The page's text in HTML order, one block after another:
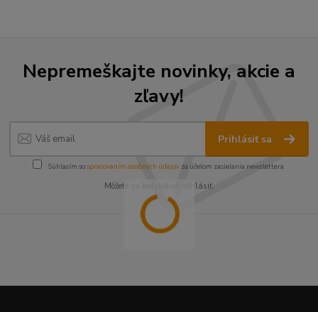
Nepremeškajte novinky, akcie a
zľavy!
Prihlásiť sa
Súhlasím sospracovaním osobných údajov za účelom zasielania newslettera.
Môžete sa kedykoľvek odhlásiť.